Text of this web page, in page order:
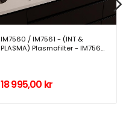
IM7560 / IM7561 - (INT &
PLASMA) Plasmafilter - IM7560
18 995,00 kr